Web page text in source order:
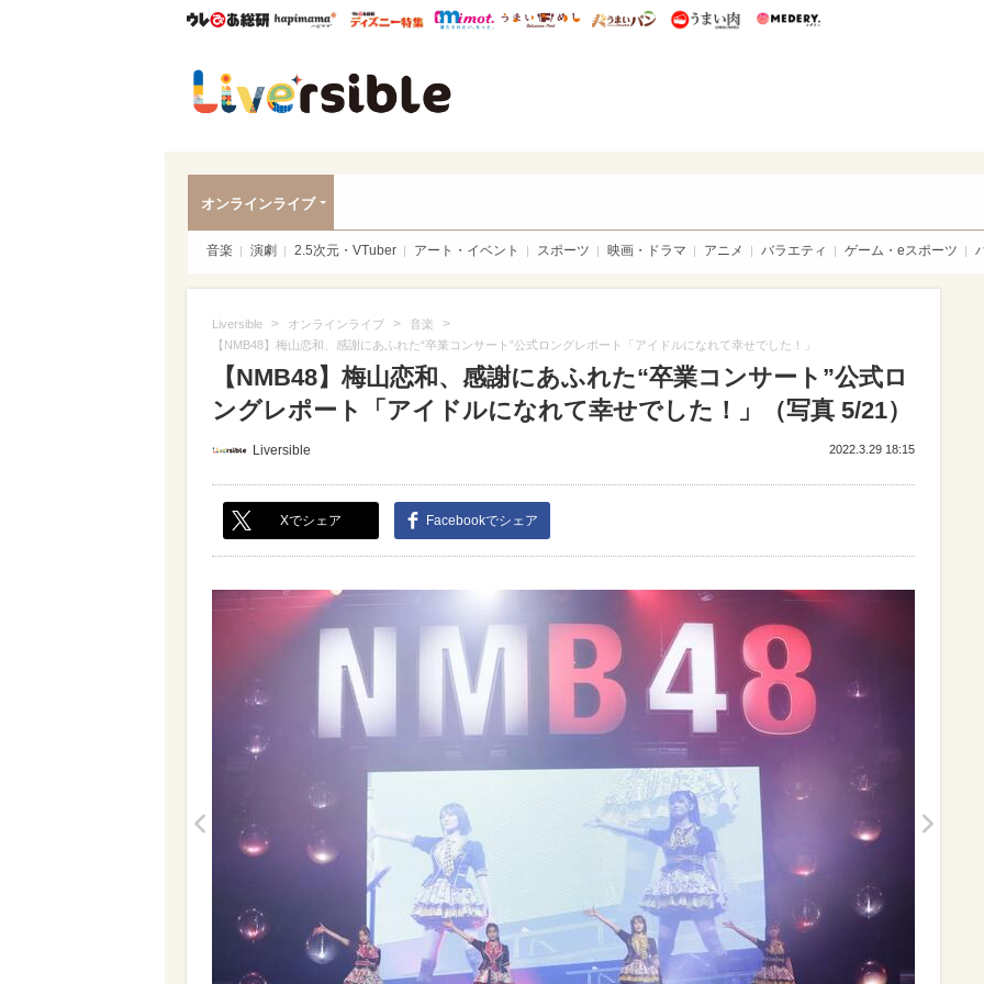
ウレぴあ総研ハピママ* ウレぴあ総研 ディズニー特集
mimot. うまいめし うまいパン うまい肉
オンラインライブ
音楽 演劇 2.5次元・VTuber アート・イベント スポーツ 映画・ドラマ アニメ バラエティ ゲーム・eスポーツ
Liversible > オンラインライブ > 音楽 >
【NMB48】梅山恋和、感謝にあふれた“卒業コンサート”公式ロングレポート「アイドルになれて幸せでした！」
【NMB48】梅山恋和、感謝にあふれた“卒業コンサート”公式ロ
ングレポート「アイドルになれて幸せでした！」（写真 5/21）
Liversible 2022.3.29 18:15
Xでシェア Facebookでシェア